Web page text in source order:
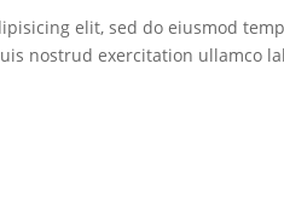
elit, sed do eiusmod
nostrud exercitation ullamco